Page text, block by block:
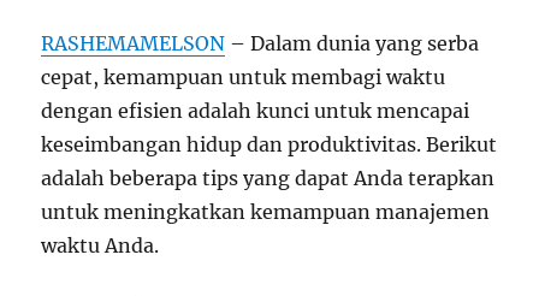
RASHEMAMELSON – Dalam dunia yang serba
cepat, kemampuan untuk membagi waktu
dengan efisien adalah kunci untuk mencapai
keseimbangan hidup dan produktivitas. Berikut
adalah beberapa tips yang dapat Anda terapkan
untuk meningkatkan kemampuan manajemen
waktu Anda.